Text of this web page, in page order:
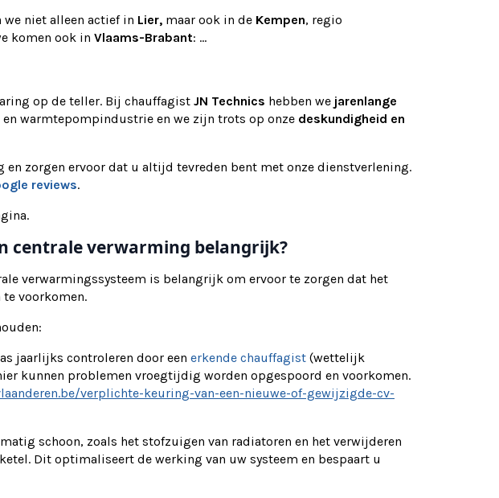
niet alleen actief in Lier, maar ook in de Kempen, regio
komen ook in Vlaams-Brabant: ...
op de teller. Bij chauffagist JN Technics hebben we jarenlange
warmtepompindustrie en we zijn trots op onze deskundigheid en
en zorgen ervoor dat u altijd tevreden bent met onze dienstverlening.
reviews.
centrale verwarming belangrijk?
verwarmingssysteem is belangrijk om ervoor te zorgen dat het
voorkomen.
jaarlijks controleren door een erkende chauffagist (wettelijk
kunnen problemen vroegtijdig worden opgespoord en voorkomen.
verplichte-keuring-van-een-nieuwe-of-gewijzigde-cv-
schoon, zoals het stofzuigen van radiatoren en het verwijderen
Dit optimaliseert de werking van uw systeem en bespaart u